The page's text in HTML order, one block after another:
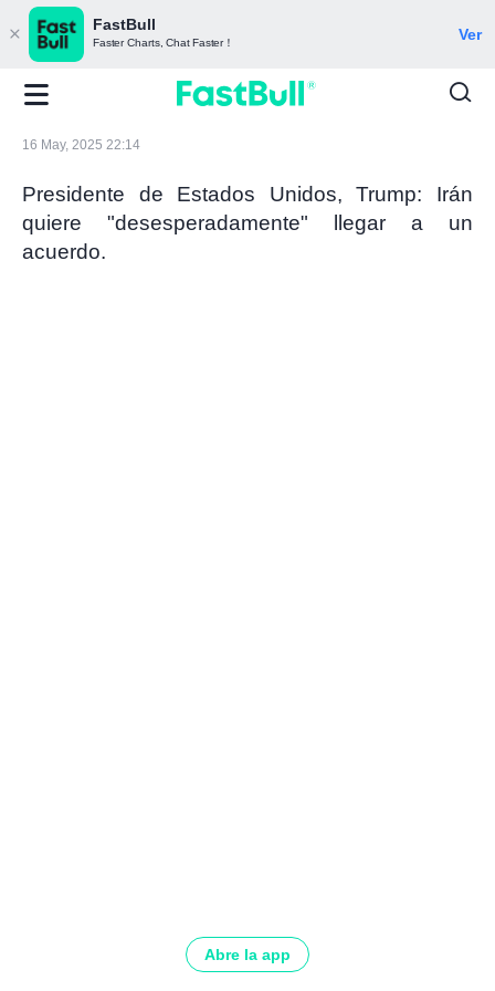
FastBull
Faster Charts, Chat Faster！ Ver
16 May, 2025 22:14
Presidente de Estados Unidos, Trump: Irán
quiere "desesperadamente" llegar a un
acuerdo.
Abre la app